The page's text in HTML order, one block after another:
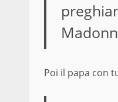
Poi il papa con